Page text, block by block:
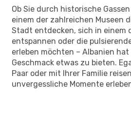
Ob Sie durch historische
einem der zahlreichen Museen
Stadt entdecken, sich in einem
entspannen oder die
erleben möchten – Albanien
Geschmack etwas zu bieten.
Paar oder mit Ihrer Familie
unvergessliche Momente